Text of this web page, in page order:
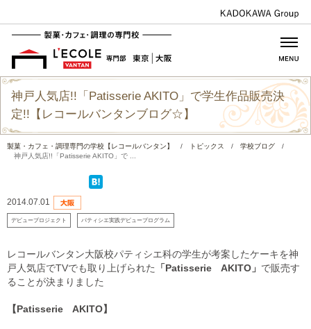
神戸人気店!!「Patisserie AKITO」で学生作品販売決
定!!【レコールバンタンブログ☆】
製菓・カフェ・調理専門の学校【レコールバンタン】 / トピックス / 学校ブログ
/
神戸人気店!!「Patisserie AKITO」で ...
2014.07.01
デビュープロジェクト パティシエ実践デビュープログラム
レコールバンタン大阪校パティシエ科の学生が考案したケーキを神
戸人気店でTVでも取り上げられた
「Patisserie AKITO」 で販売す
ることが決まりました
【Patisserie AKITO】